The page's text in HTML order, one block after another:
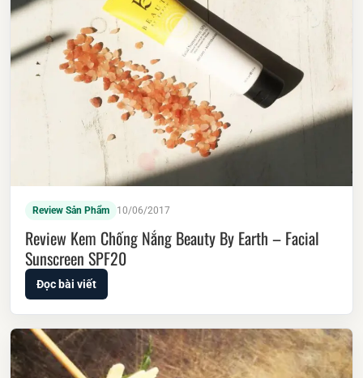
Review Sản Phẩm 10/06/2017
Review Kem Chống Nắng Beauty By Earth – Facial
Sunscreen SPF20
Đọc bài viết